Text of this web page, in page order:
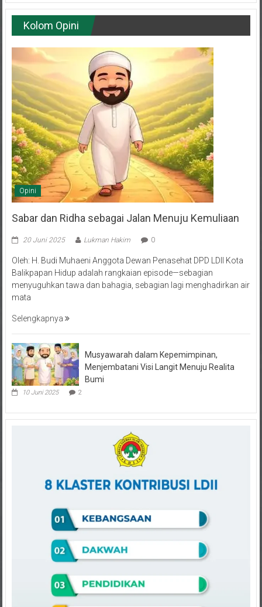
Kolom Opini
Opini
Sabar dan Ridha sebagai Jalan Menuju Kemuliaan
20 Juni 2025 Lukman Hakim 0
Oleh: H. Budi Muhaeni Anggota Dewan Penasehat DPD LDII Kota
Balikpapan Hidup adalah rangkaian episode—sebagian
menyuguhkan tawa dan bahagia, sebagian lagi menghadirkan air
mata
Selengkapnya
Musyawarah dalam Kepemimpinan,
Menjembatani Visi Langit Menuju Realita
Bumi
10 Juni 2025 2